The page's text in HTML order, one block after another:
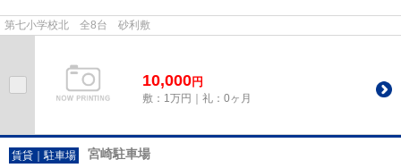
第七小学校北 全8台 砂利敷
10,000円
敷：1万円｜礼：0ヶ月
賃貸｜駐車場 宮崎駐車場